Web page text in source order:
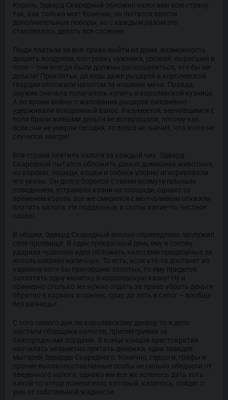
Король Эдвард Скаредный обложил налогами всю страну
так, как только мог! Конечно, он пытался ввести
дополнительные поборы, но с каждым разом это
становилось делать все сложнее.
Люди платили за все: право выйти из дома, возможность
дышать воздухом, постройку нужника, урожай, выросший в
поле – они всегда были должны раскошелиться, что бы ни
делали! Проклятье, да ведь даже рыцарей в королевской
гвардии обложили налогом за ношение меча. Правда,
оружие сначала полагалось купить в королевской кузнице.
А во время войны с жалования рыцарей ежедневно
удерживали похоронный взнос. Разумеется, вернувшимся с
поля брани живыми деньги не возвращали, потому как
если они не умерли сегодня, то вовсе не значит, что этого не
случится завтра!
Вся страна платила налоги за каждый чих. Эдвард
Скаредный пытался обложить данью домашних животных,
но коровы, лошади, кошки и собаки упорно игнорировали
его указы. Он долго боролся с таким возмутительным
поведением, устраивая казни на площади, однако со
временем король все же смирился с молчаливым отказом
платить налоги. Не подданные, а скоты какие-то, честное
слово!
В общем, Эдвард Скаредный вполне справедливо заслужил
свое прозвище. В один прекрасный день ему в голову
ударила чудесная идея обложить налогами придворных за
использование наличных. То есть, если кто-то достанет из
кармана хотя бы пригоршню золотых, то ему придется
заплатить одну монетку в королевскую казну! Ну и
примерно столько же нужно отдать за право убрать деньги
обратно в карман, кошелек, суму, да хоть в сапог – вообще
без разницы!
С того самого дня по королевскому дворцу то и дело
шастали сборщики налогов, присматривая за
благородными лордами. В конце концов аристократия
научилась незаметно прятать денежки, едва завидев
мытарей Эдварда Скаредного. Конечно, герцоги, графы и
прочие высокопоставленные особы не сильно обеднели от
введенного налога, однако им все же хотелось дать хоть
какой-то отпор повелителю, который, казалось, сойдет с
ума от собственной жадности.